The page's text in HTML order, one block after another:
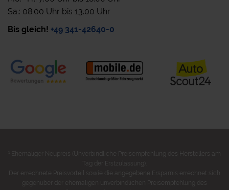
Sa.: 08.00 Uhr bis 13.00 Uhr
Bis gleich! +49 341-42640-0
Ehemaliger Neupreis (Unverbindliche Preisempfehlung des Herstellers am
Tag der Erstzulassung).
Der errechnete Preisvorteil sowie die angegebene Ersparnis errechnet sich
gegenüber der ehemaligen unverbindlichen Preisempfehlung des